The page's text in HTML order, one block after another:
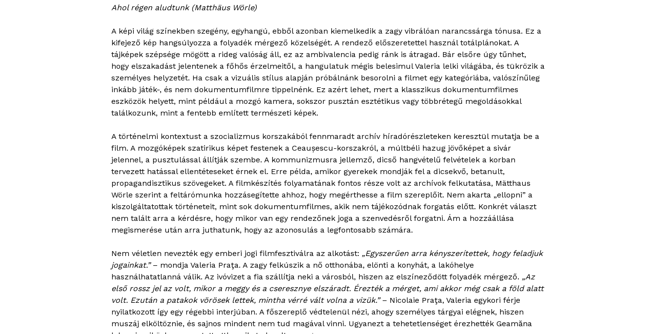
Ahol régen aludtunk (Matthäus Wörle)
A képi világ színekben szegény, egyhangú, ebből azonban kiemelkedik a zagy vibrálóan narancssárga tónusa. Ez a
kifejező kép hangsúlyozza a folyadék mérgező közelségét. A rendező előszeretettel használ totálplánokat. A
tájképek szépsége mögött a rideg valóság áll, ez az ambivalencia pedig ránk is átragad. Bár elsőre úgy tűnhet,
hogy elszakadást jelentenek a főhős érzelmeitől, a hangulatuk mégis belesimul Valeria lelki világába, és tükrözik a
személyes helyzetét. Ha csak a vizuális stílus alapján próbálnánk besorolni a filmet egy kategóriába, valószínűleg
inkább játék-, és nem dokumentumfilmre tippelnénk. Ez azért lehet, mert a klasszikus dokumentumfilmes
eszközök helyett, mint például a mozgó kamera, sokszor pusztán esztétikus vagy többrétegű megoldásokkal
találkozunk, mint a fentebb említett természeti képek.
A történelmi kontextust a szocializmus korszakából fennmaradt archív híradórészleteken keresztül mutatja be a
film. A mozgóképek szatirikus képet festenek a Ceaușescu-korszakról, a múltbéli hazug jövőképet a sivár
jelennel, a pusztulással állítják szembe. A kommunizmusra jellemző, dicső hangvételű felvételek a korban
tervezett hatással ellentéteseket érnek el. Erre példa, amikor gyerekek mondják fel a dicsekvő, betanult,
propagandisztikus szövegeket. A filmkészítés folyamatának fontos része volt az archívok felkutatása, Mätthaus
Wörle szerint a feltárómunka hozzásegítette ahhoz, hogy megérthesse a film szereplőit. Nem akarta „ellopni” a
kiszolgáltatottak történeteit, mint sok dokumentumfilmes, akik nem tájékozódnak forgatás előtt. Konkrét választ
nem talált arra a kérdésre, hogy mikor van egy rendezőnek joga a szenvedésről forgatni. Ám a hozzáállása
megismerése után arra juthatunk, hogy az azonosulás a legfontosabb számára.
Nem véletlen nevezték egy emberi jogi filmfesztiválra az alkotást: „Egyszerűen arra kényszerítettek, hogy feladjuk
jogainkat.”– mondja Valeria Praţa. A zagy felkúszik a nő otthonába, elönti a konyhát, a lakóhelye
használhatatlanná válik. Az ivóvizet a fia szállítja neki a városból, hiszen az elszíneződött folyadék mérgező. „Az
első rossz jel az volt, mikor a meggy és a cseresznye elszáradt. Érezték a mérget, ami akkor még csak a föld alatt
volt. Ezután a patakok vörösek lettek, mintha vérré vált volna a vizük.”– Nicolaie Praţa, Valeria egykori férje
nyilatkozott így egy régebbi interjúban. A főszereplő védtelenül nézi, ahogy személyes tárgyai elégnek, hiszen
muszáj elköltöznie, és sajnos mindent nem tud magával vinni. Ugyanezt a tehetetlenséget érezhették Geamăna